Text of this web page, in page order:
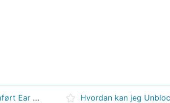
Hvordan bli kvitt Ugjennomført Ear Wax